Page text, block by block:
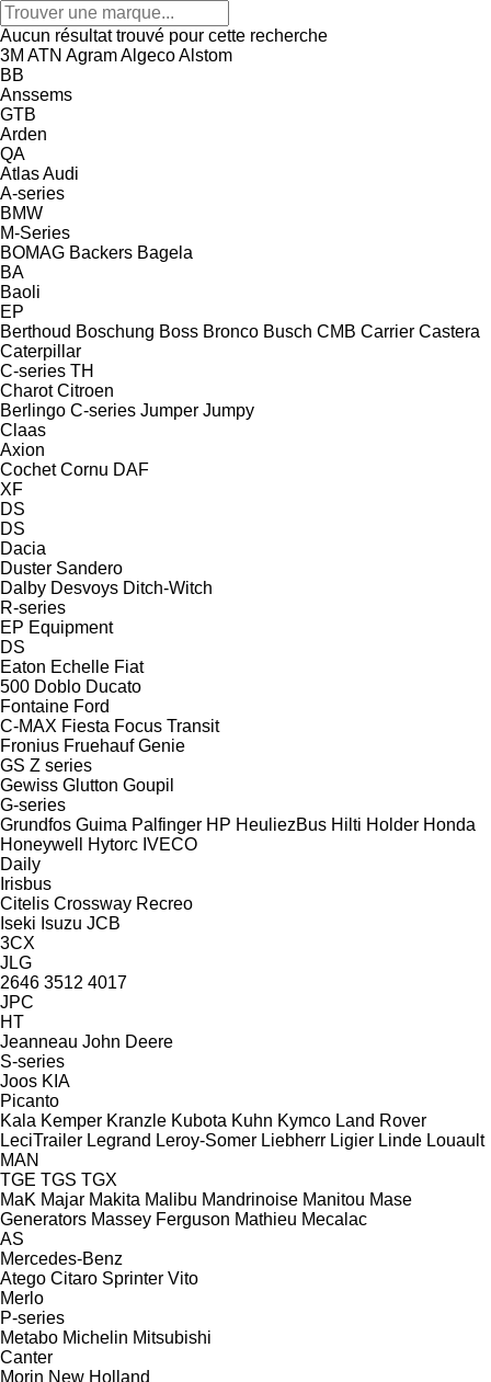
Aucun résultat trouvé pour cette recherche
3M ATN AgramAlgecoAlstom
BB
Anssems
GTB
Arden
QA
AtlasAudi
A-series
BMW
M-Series
BOMAG Backers Bagela
BA
Baoli
EP
Berthoud Boschung Boss Bronco Busch CMB Carrier Castera
Caterpillar
C-series TH
Charot Citroen
Berlingo C-series Jumper Jumpy
Claas
Axion
Cochet Cornu DAF
XF
DS
DS
Dacia
Duster Sandero
Dalby Desvoys Ditch-Witch
R-series
EP Equipment
DS
Eaton Echelle Fiat
500 Doblo Ducato
Fontaine Ford
C-MAX Fiesta Focus Transit
Fronius Fruehauf Genie
GS Z series
Gewiss Glutton Goupil
G-series
Grundfos Guima Palfinger HP HeuliezBus Hilti Holder Honda
Honeywell
Hytorc IVECO
Daily
Irisbus
Citelis Crossway Recreo
Iseki Isuzu JCB
3CX
JLG
2646 3512 4017
JPC
HT
Jeanneau John Deere
S-series
Joos KIA
Picanto
Kala Kemper Kranzle Kubota Kuhn Kymco Land Rover
LeciTrailer Legrand Leroy-Somer Liebherr Ligier Linde Louault
MAN
TGE TGS TGX
MaK Majar Makita Malibu Mandrinoise Manitou Mase
Generators Massey Ferguson Mathieu Mecalac
AS
Mercedes-Benz
Atego Citaro Sprinter Vito
Merlo
P-series
Metabo Michelin Mitsubishi
Canter
Morin New Holland